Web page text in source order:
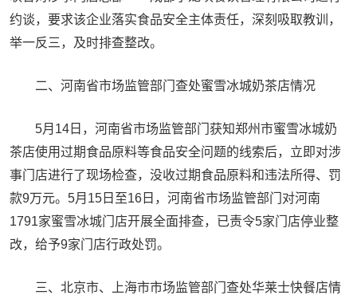
约谈，要求该企业落实食品安全主体责任，深刻吸取教训，
举一反三，及时排查整改。
二、河南省市场监管部门查处蜜雪冰城奶茶店情况
5月14日，河南省市场监管部门获知郑州市蜜雪冰城奶
茶店使用过期食品原料等食品安全问题的线索后，立即对涉
事门店进行了现场检查，没收过期食品原料和违法所得、罚
款9万元。5月15日至16日，河南省市场监管部门对河南
1791家蜜雪冰城门店开展全面排查，已责令5家门店停业整
改，给予9家门店行政处罚。
三、北京市、上海市市场监管部门查处华莱士快餐店情